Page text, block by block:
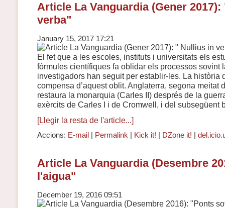
Article La Vanguardia (Gener
verba"
January 15, 2017 17:21
El fet que a les escoles, instituts i universitats els
fórmules científiques fa oblidar els processos sovint
investigadors han seguit per establir-les. La història
compensa d’aquest oblit. Anglaterra, segona meitat
restaura la monarquia (Carles II) després de la
exèrcits de Carles I i de Cromwell, i del subsegüent
[Llegir la resta de l'article...]
Accions: E-mail Permalink Kick it! DZone it!
Article La Vanguardia (Desembre
l'aigua"
December 19, 2016 09:51